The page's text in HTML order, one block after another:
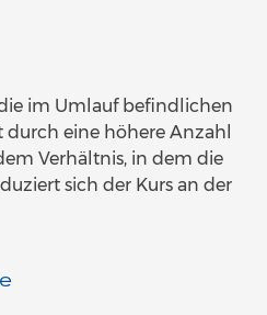
im Umlauf befindlichen
durch eine höhere Anzahl
Verhältnis, in dem die
sich der Kurs an der